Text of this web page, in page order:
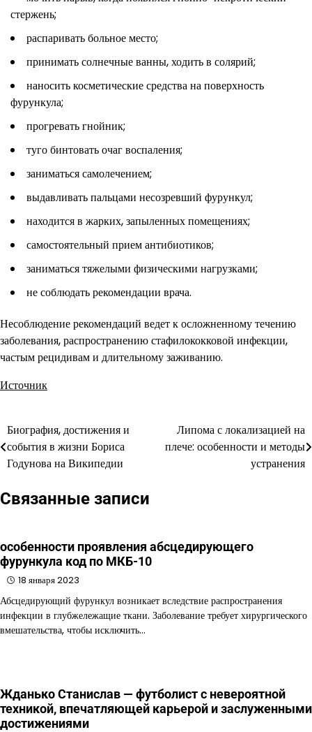
стержень;
распаривать больное место;
принимать солнечные ванны, ходить в солярий;
наносить косметические средства на поверхность
фурункула;
прогревать гнойник;
туго бинтовать очаг воспаления;
заниматься самолечением;
выдавливать пальцами несозревший фурункул;
находится в жарких, запыленных помещениях;
самостоятельный прием антибиотиков;
заниматься тяжелыми физическими нагрузками;
не соблюдать рекомендации врача.
Несоблюдение рекомендаций ведет к осложненному течению
заболевания, распространению стафилококковой инфекции,
частым рецидивам и длительному заживанию.
Источник
Навигация
по
Биография, достижения и
события в жизни Бориса
Годунова на Википедии
Липома с локализацией на
плече: особенности и методы
устранения
Связанные записи
особенности проявления абсцедирующего
фурункула код по МКБ-10
18 января 2023
Абсцедирующий фурункул возникает вследствие распространения
инфекции в глубжележащие ткани. Заболевание требует хирургического
вмешательства, чтобы исключить…
Жданько Станислав — футболист с невероятной
техникой, впечатляющей карьерой и заслуженными
достижениями